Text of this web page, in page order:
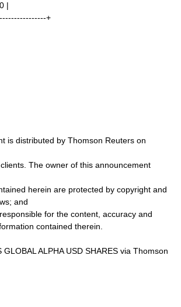
|
+
is distributed by Thomson Reuters on
The owner of this announcement
herein are protected by copyright and
and
for the content, accuracy and
contained therein.
ALPHA USD SHARES via Thomson